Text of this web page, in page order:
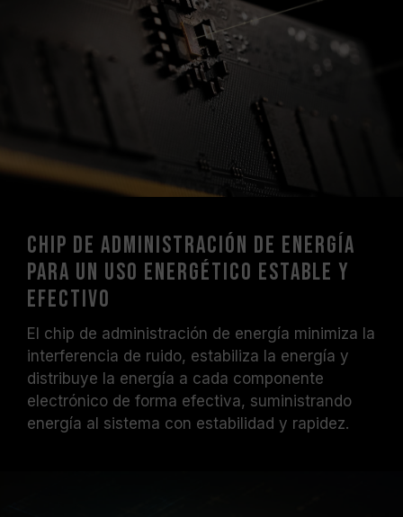
Chip de administración de energía
para un uso energético estable y
efectivo
El chip de administración de energía minimiza la
interferencia de ruido, estabiliza la energía y
distribuye la energía a cada componente
electrónico de forma efectiva, suministrando
energía al sistema con estabilidad y rapidez.